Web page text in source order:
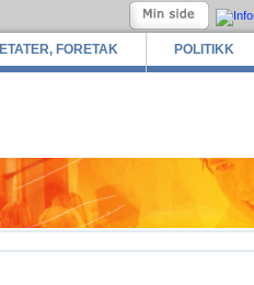
ETATER, FORETAK POLITIKK